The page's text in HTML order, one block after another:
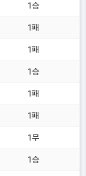
1승
1패
1패
1승
1패
1패
1무
1승